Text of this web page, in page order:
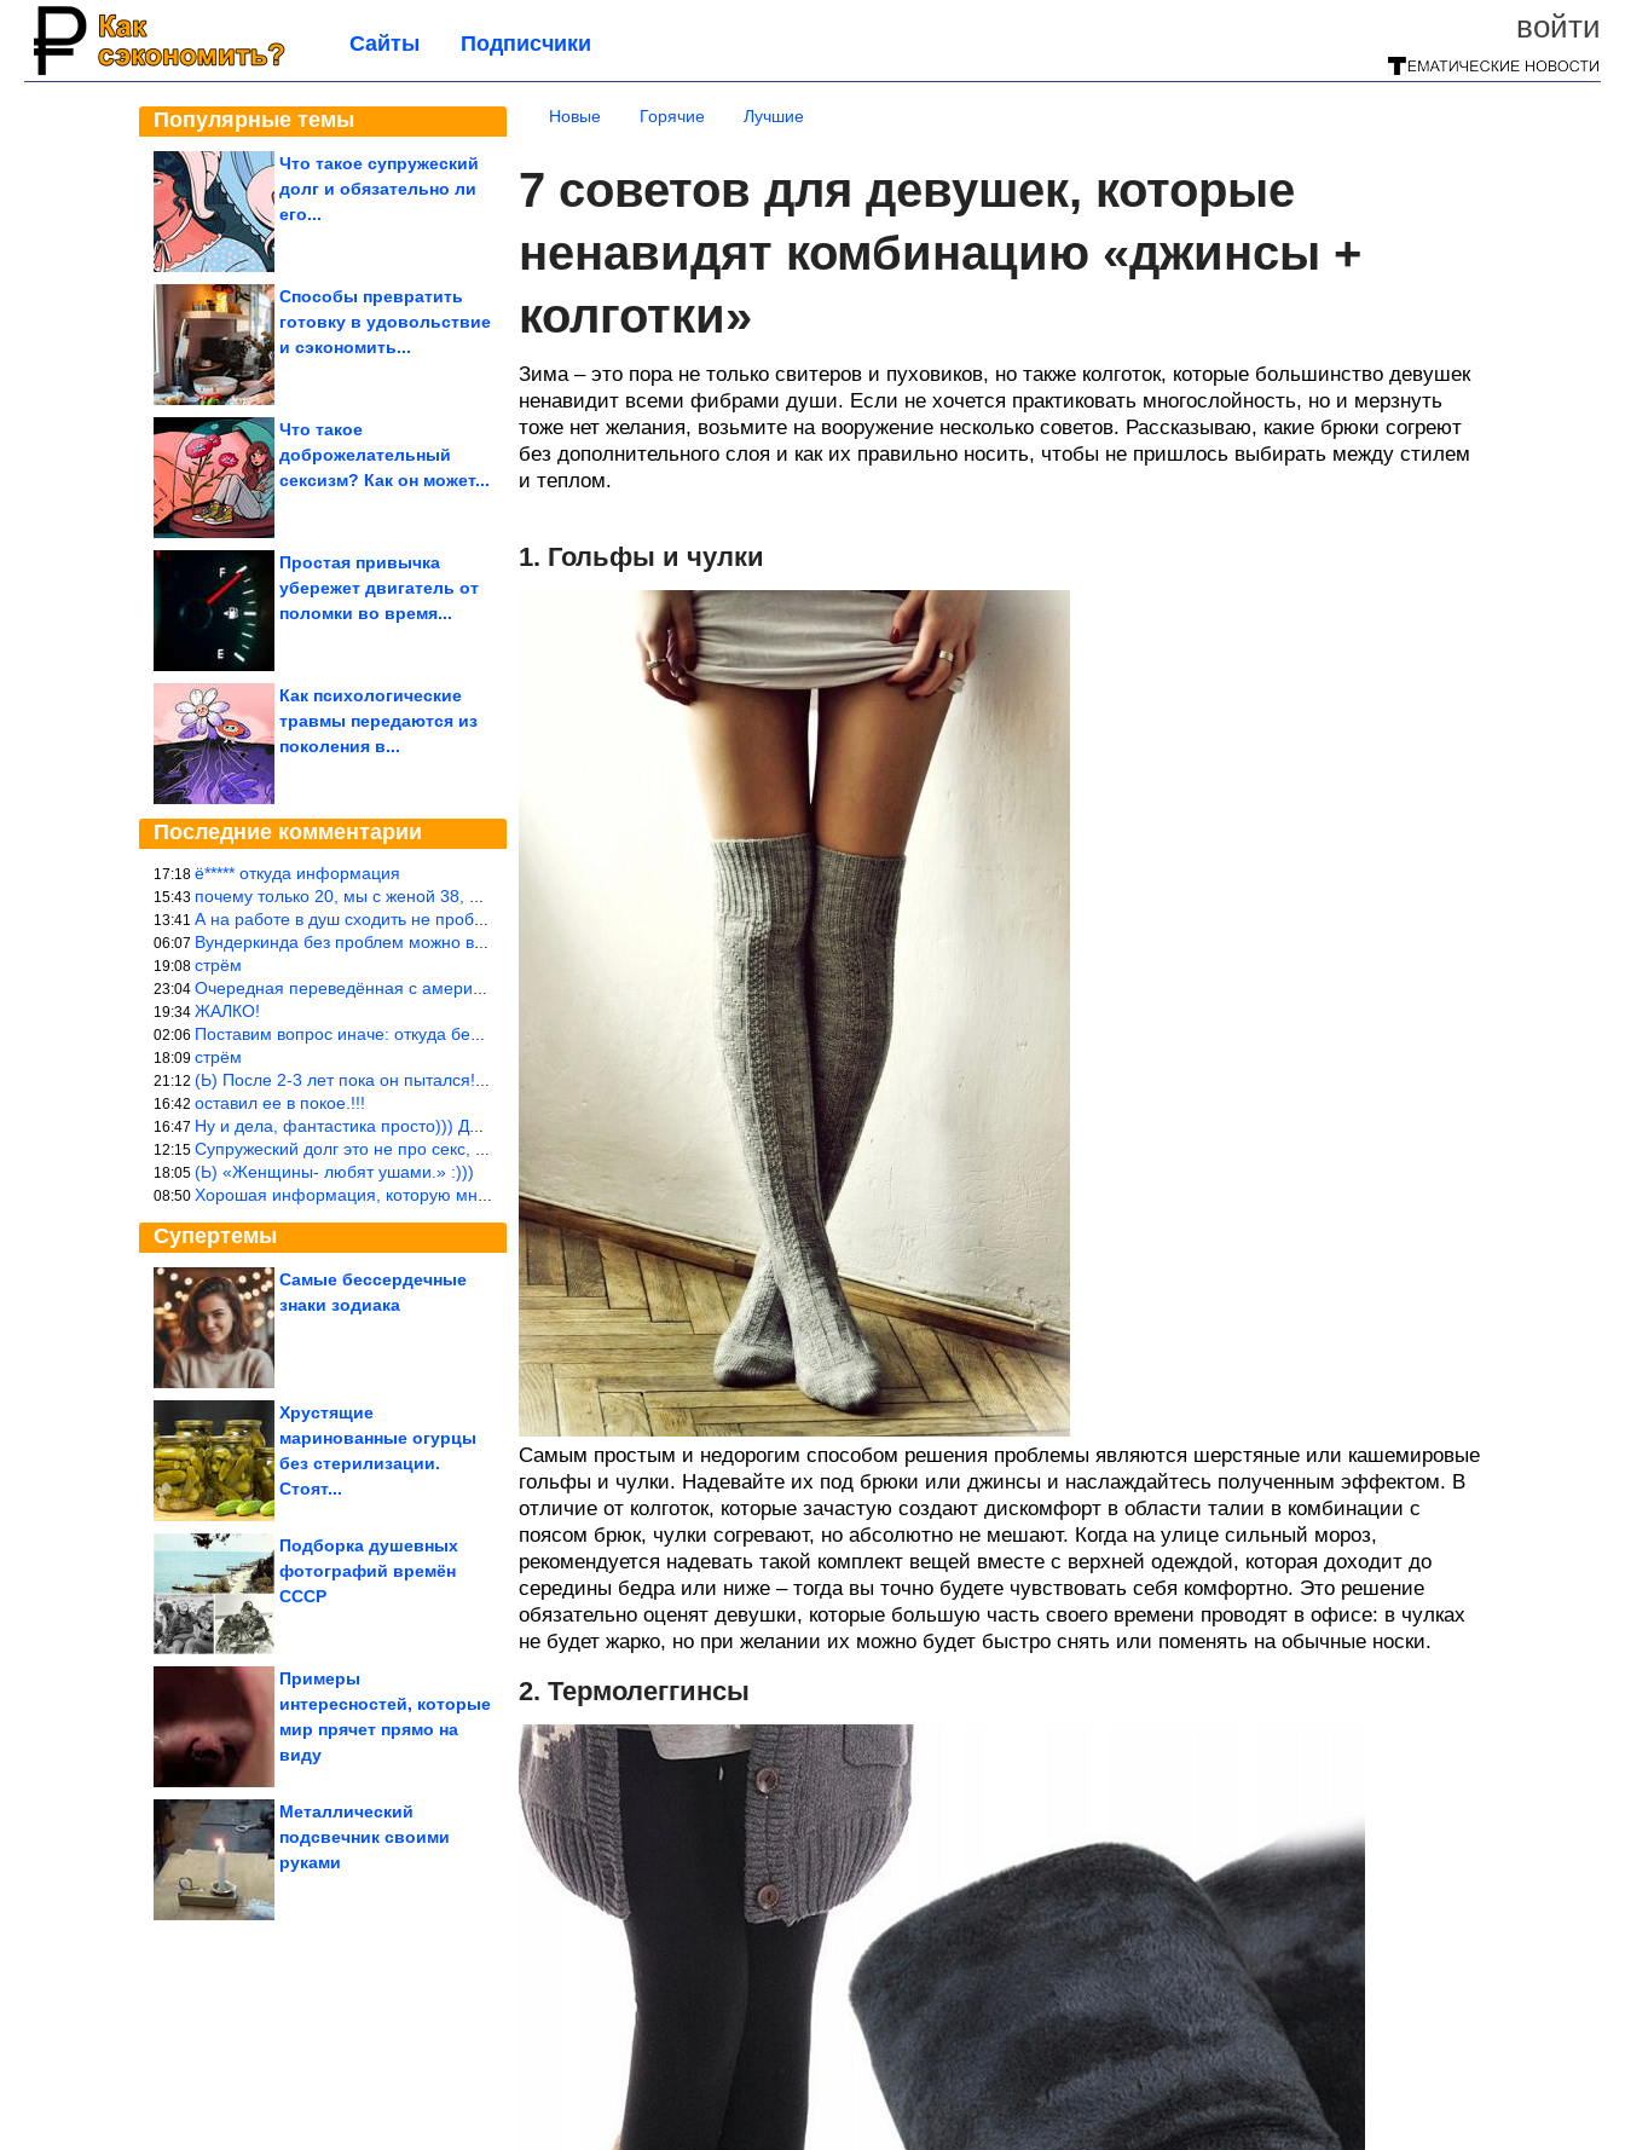
войти
Сайты Подписчики
Популярные темы
Что такое супружеский
долг и обязательно ли
его...
Способы превратить
готовку в удовольствие
и сэкономить...
Что такое
доброжелательный
сексизм? Как он может...
Простая привычка
убережет двигатель от
поломки во время...
Как психологические
травмы передаются из
поколения в...
Последние комментарии
17:18 ё***** откуда информация
15:43 почему только 20, мы с женой 38, называется ртутной свадьбой, гр
13:41 А на работе в душ сходить не пробовали?
06:07 Вундеркинда без проблем можно вырастить всего-то с максимально р
19:08 стрём
23:04 Очередная переведённая с американского статья. Не работает эта ф
19:34 ЖАЛКО!
02:06 Поставим вопрос иначе: откуда берётся столь зловредный феминизм?
18:09 стрём
21:12 (Ь) После 2-3 лет пока он пытался! :))) Учитывая, что кошки 10-1
16:42 оставил ее в покое.!!!
16:47 Ну и дела, фантастика просто))) Даже и добавить то нечего…
12:15 Супружеский долг это не про секс, это про Жизнь на Земле. Супруж
18:05 (Ь) «Женщины- любят ушами.» :)))
08:50 Хорошая информация, которую многим стоило бы взять на вооружение
Супертемы
Подборка душевных
Самые бессердечные
знаки зодиака
В Хабаровске мужчина
Хрустящие
маринованные огурцы
без стерилизации.
Стоят...
Подборка душевных
фотографий времён
СССР
Самые необычные
Примеры
интересностей, которые
мир прячет прямо на
виду
просто нужно было
Металлический
подсвечник своими
руками
Новые Горячие Лучшие
7 советов для девушек, которые
ненавидят комбинацию «джинсы +
колготки»
Зима – это пора не только свитеров и пуховиков, но также колготок, которые большинство девушек
ненавидит всеми фибрами души. Если не хочется практиковать многослойность, но и мерзнуть
тоже нет желания, возьмите на вооружение несколько советов. Рассказываю, какие брюки согреют
без дополнительного слоя и как их правильно носить, чтобы не пришлось выбирать между стилем
и теплом.
1. Гольфы и чулки
Самым простым и недорогим способом решения проблемы являются шерстяные или кашемировые
гольфы и чулки. Надевайте их под брюки или джинсы и наслаждайтесь полученным эффектом. В
отличие от колготок, которые зачастую создают дискомфорт в области талии в комбинации с
поясом брюк, чулки согревают, но абсолютно не мешают. Когда на улице сильный мороз,
рекомендуется надевать такой комплект вещей вместе с верхней одеждой, которая доходит до
середины бедра или ниже – тогда вы точно будете чувствовать себя комфортно. Это решение
обязательно оценят девушки, которые большую часть своего времени проводят в офисе: в чулках
не будет жарко, но при желании их можно будет быстро снять или поменять на обычные носки.
2. Термолеггинсы